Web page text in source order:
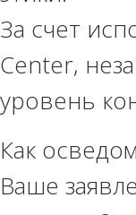
За счет
Center,
уровень
Как
Ваше